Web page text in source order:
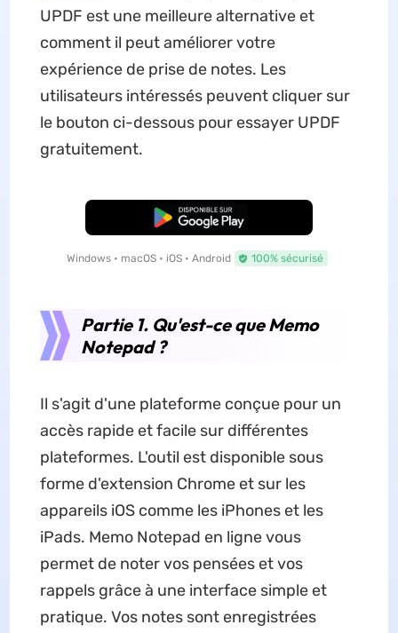
UPDF est une meilleure alternative et
comment il peut améliorer votre
expérience de prise de notes. Les
utilisateurs intéressés peuvent cliquer sur
le bouton ci-dessous pour essayer UPDF
gratuitement.
TÉLÉCHARGER
Windows • macOS • iOS • Android 100% sécurisé
Partie 1. Qu'est-ce que Memo
Notepad ?
Il s'agit d'une plateforme conçue pour un
accès rapide et facile sur différentes
plateformes. L'outil est disponible sous
forme d'extension Chrome et sur les
appareils iOS comme les iPhones et les
iPads. Memo Notepad en ligne vous
permet de noter vos pensées et vos
rappels grâce à une interface simple et
pratique. Vos notes sont enregistrées